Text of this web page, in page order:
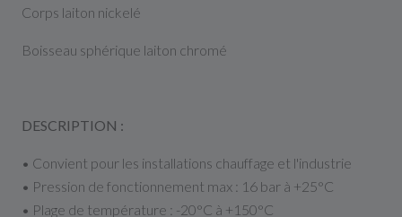
Corps laiton nickelé
Boisseau sphérique laiton chromé
DESCRIPTION :
• Convient pour les installations chauffage et l'industrie
• Pression de fonctionnement max : 16 bar à +25°C
• Plage de température : -20°C à +150°C